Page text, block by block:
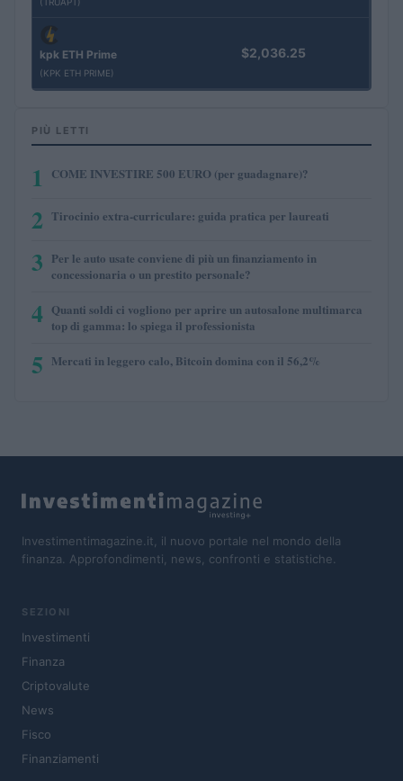
kpk ETH Prime
(KPK ETH PRIME)
$2,036.25
PIÙ LETTI
1 COME INVESTIRE 500 EURO (per guadagnare)?
2 Tirocinio extra-curriculare: guida pratica per laureati
3 Per le auto usate conviene di più un finanziamento in
concessionaria o un prestito personale?
4 Quanti soldi ci vogliono per aprire un autosalone multimarca
top di gamma: lo spiega il professionista
5 Mercati in leggero calo, Bitcoin domina con il 56,2%
Investimentimagazine.it, il nuovo portale nel mondo della
finanza. Approfondimenti, news, confronti e statistiche.
SEZIONI
Investimenti
Finanza
Criptovalute
News
Fisco
Finanziamenti